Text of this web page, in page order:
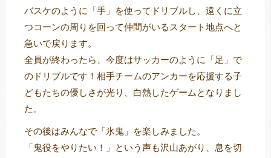
バスケのように「手」を使ってドリブルし、遠くに立
つコーンの周りを回って仲間がいるスタート地点へと
急いで戻ります。
全員が終わったら、今度はサッカーのように「足」で
のドリブルです！相手チームのアンカーを応援する子
どもたちの優しさが光り、白熱したゲームとなりまし
た。
その後はみんなで「氷鬼」を楽しみました。
「鬼役をやりたい！」という声も沢山あがり、息を切